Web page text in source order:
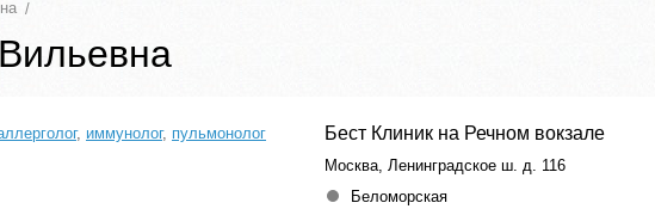
, иммунолог, пульмонолог Бест Клиник на Речном вокзале
Москва, Ленинградское ш. д. 116
Беломорская